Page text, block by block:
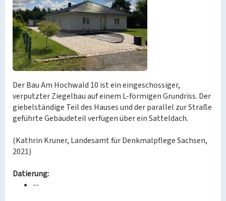
Der Bau Am Hochwald 10 ist ein eingeschossiger,
verputzter Ziegelbau auf einem L-förmigen Grundriss. Der
giebelständige Teil des Hauses und der parallel zur Straße
geführte Gebäudeteil verfügen über ein Satteldach.
(Kathrin Kruner, Landesamt für Denkmalpflege Sachsen,
2021)
Datierung:
--